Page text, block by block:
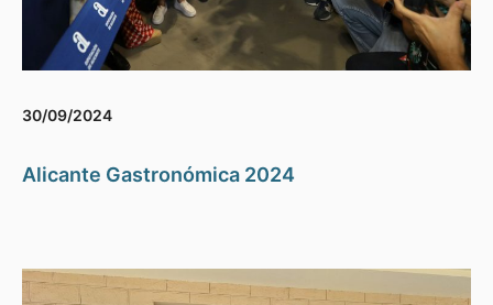
30/09/2024
Alicante Gastronómica 2024